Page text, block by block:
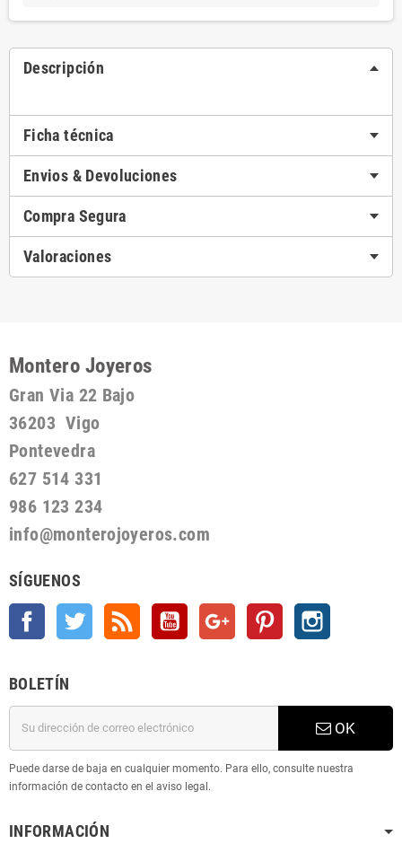
Descripción
Ficha técnica
Envios & Devoluciones
Compra Segura
Valoraciones
Montero Joyeros
Gran Via 22 Bajo
36203 Vigo
Pontevedra
627 514 331
986 123 234
info@monterojoyeros.com
SÍGUENOS
Facebook Twitter YouTube Google + Pinterest
BOLETÍN
OK
Puede darse de baja en cualquier momento. Para ello, consulte nuestra
información de contacto en el aviso legal.
INFORMACIÓN